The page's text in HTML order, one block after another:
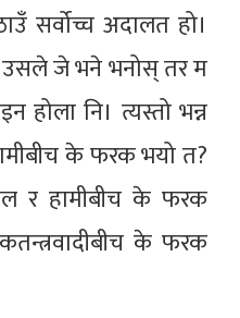
सर्वोच्च अदालत हो।
उसले जे भने भनोस् तर म
होला नि। त्यस्तो भन्न
के फरक भयो त?
र हामीबीच के फरक
के फरक